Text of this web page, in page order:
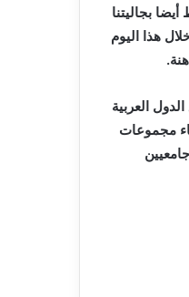
بجاليتنا
هذا اليوم
العربية
تكويني رابع لأعضاء مجموعات
جامعيين